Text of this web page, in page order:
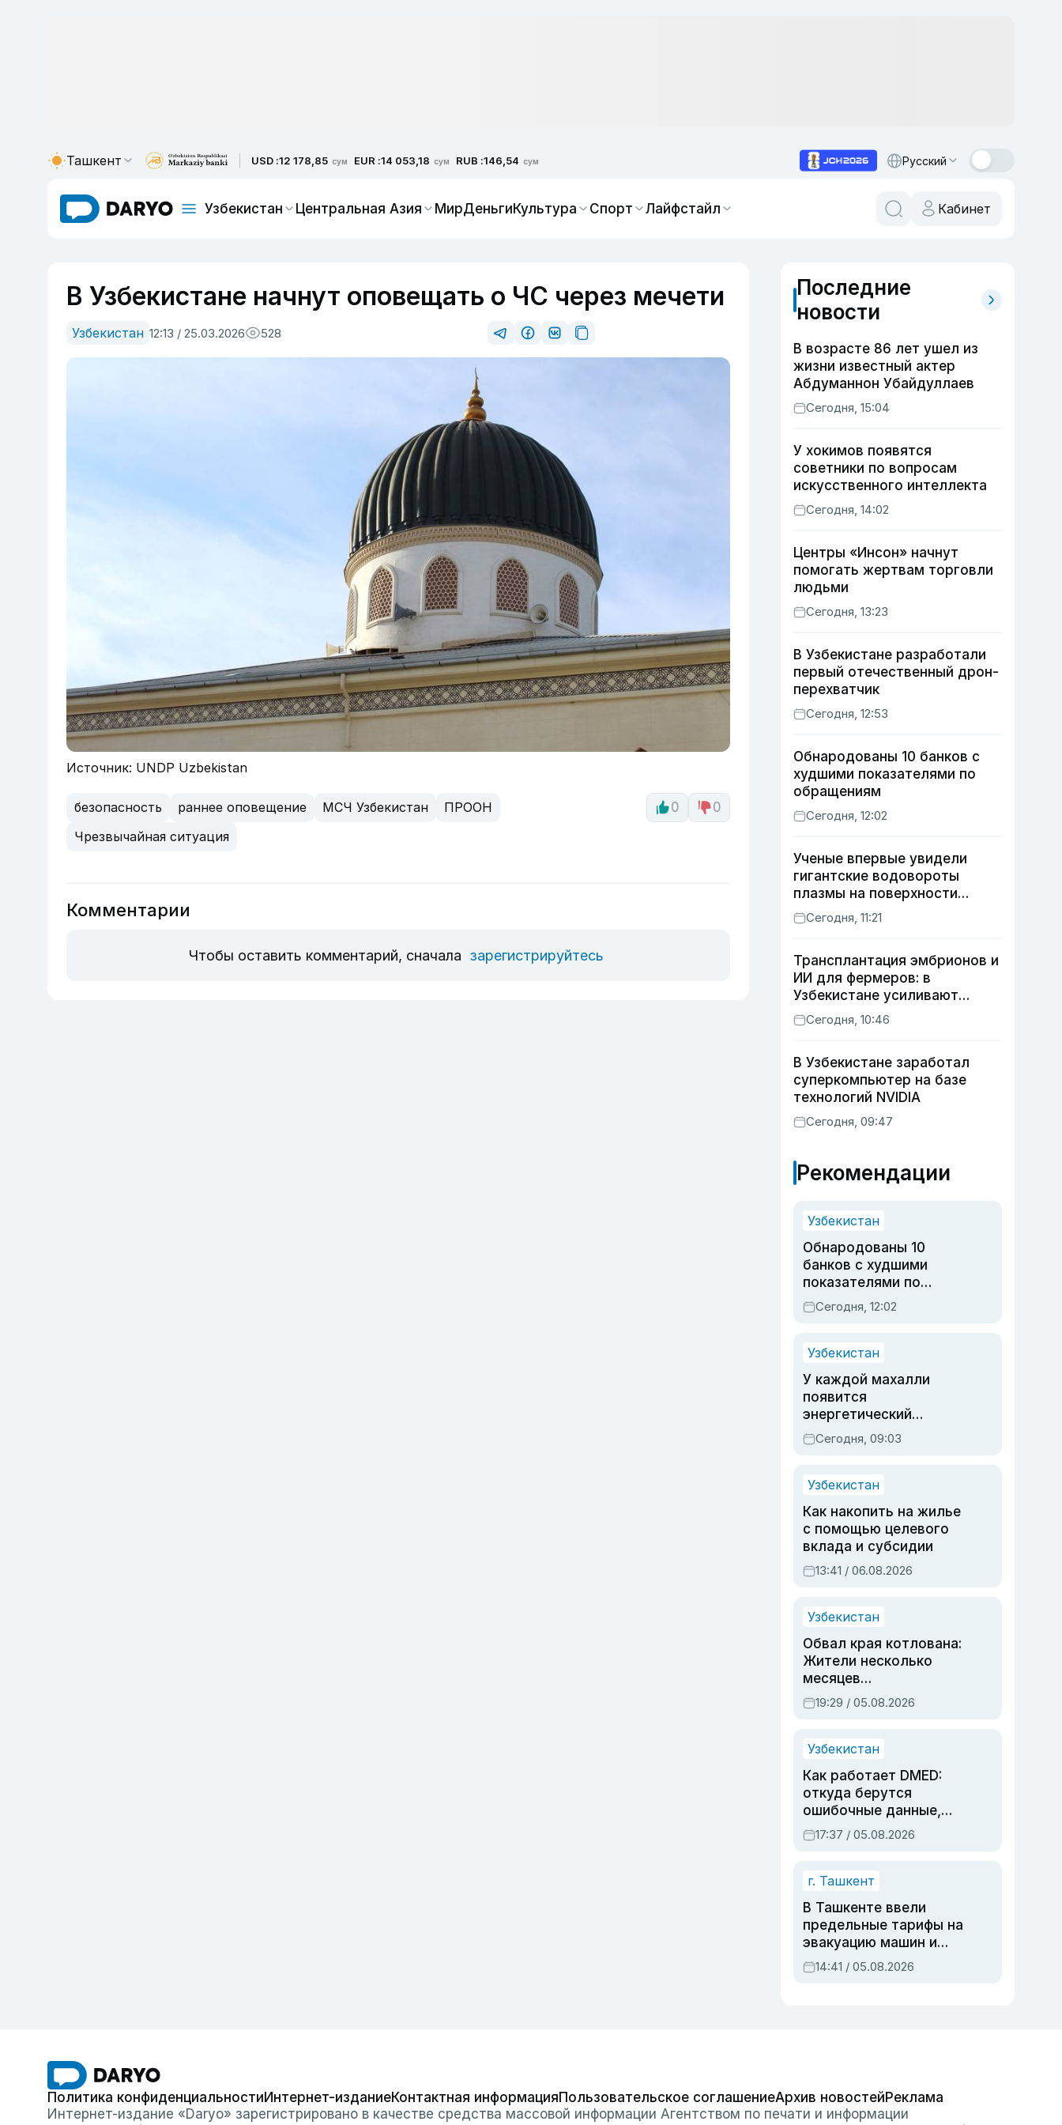
Ташкент USD :12 178,85 сум EUR :14 053,18 сум RUB :146,54 сум Русский
Узбекистан Центральная Азия МирДеньгиКультура Спорт Лайфстайл Кабинет
В Узбекистане начнут оповещать о ЧС через мечети
Узбекистан 12:13 / 25.03.2026 528
Источник: UNDP Uzbekistan
безопасность раннее оповещение МСЧ Узбекистан
ПРООН
Чрезвычайная ситуация
0 0
Комментарии
Чтобы оставить комментарий, сначала зарегистрируйтесь
Последние
новости
В возрасте 86 лет ушел из
жизни известный актер
Абдуманнон Убайдуллаев
Сегодня, 15:04
У хокимов появятся
советники по вопросам
искусственного интеллекта
Сегодня, 14:02
Центры «Инсон» начнут
помогать жертвам торговли
людьми
Сегодня, 13:23
В Узбекистане разработали
первый отечественный дрон-
перехватчик
Сегодня, 12:53
Обнародованы 10 банков с
худшими показателями по
обращениям
Сегодня, 12:02
Ученые впервые увидели
гигантские водовороты
плазмы на поверхности
Солнца
Сегодня, 11:21
Трансплантация эмбрионов и
ИИ для фермеров: в
Узбекистане усиливают
развитие животноводства
Сегодня, 10:46
В Узбекистане заработал
суперкомпьютер на базе
технологий NVIDIA
Сегодня, 09:47
Рекомендации
Узбекистан
Обнародованы 10
банков с худшими
показателями по
обращениям
Сегодня, 12:02
Узбекистан
У каждой махалли
появится
энергетический
паспорт
Сегодня, 09:03
Узбекистан
Как накопить на жилье
с помощью целевого
вклада и субсидии
13:41 / 06.08.2026
Узбекистан
Обвал края котлована:
Жители несколько
месяцев
предупреждали об
опасности, но стройка
19:29 / 05.08.2026
Узбекистан
Как работает DMED:
откуда берутся
ошибочные данные,
дубли аккаунтов и
очереди по онлайн-
17:37 / 05.08.2026
г. Ташкент
В Ташкенте ввели
предельные тарифы на
эвакуацию машин и
штрафстоянки
14:41 / 05.08.2026
Политика конфиденциальностиИнтернет-изданиеКонтактная информацияПользовательское соглашениеАрхив новостейРеклама
Интернет-издание «Daryo» зарегистрировано в качестве средства массовой информации Агентством по печати и информации